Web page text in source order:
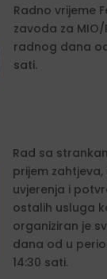
Radno vrijeme
zavoda za
radnog dana
sati.
Rad sa
prijem
uvjerenja i
ostalih usluga
organiziran je
dana od u
14:30 sati.